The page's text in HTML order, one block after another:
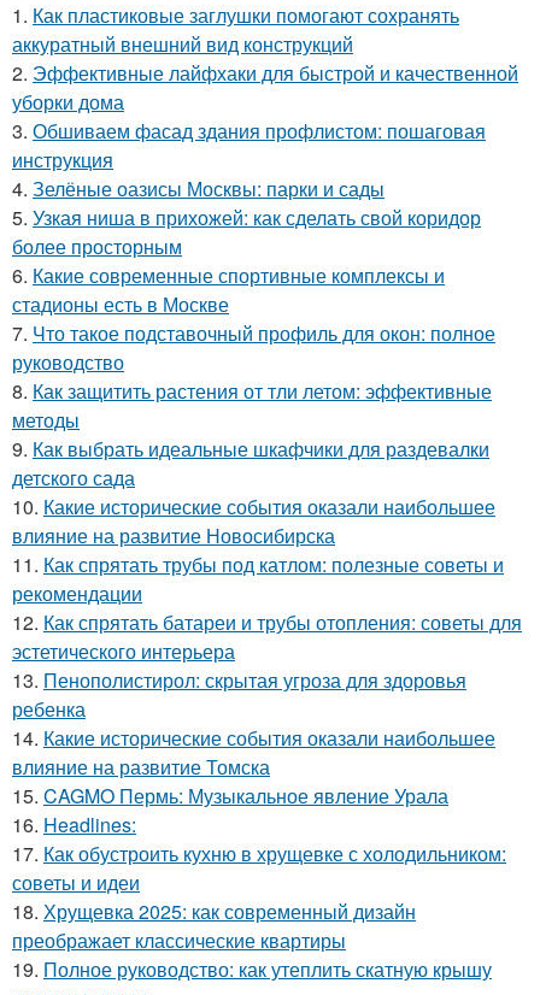
1. Как пластиковые заглушки помогают сохранять
аккуратный внешний вид конструкций
2. Эффективные лайфхаки для быстрой и качественной
уборки дома
3. Обшиваем фасад здания профлистом: пошаговая
инструкция
4. Зелёные оазисы Москвы: парки и сады
5. Узкая ниша в прихожей: как сделать свой коридор
более просторным
6. Какие современные спортивные комплексы и
стадионы есть в Москве
7. Что такое подставочный профиль для окон: полное
руководство
8. Как защитить растения от тли летом: эффективные
методы
9. Как выбрать идеальные шкафчики для раздевалки
детского сада
10. Какие исторические события оказали наибольшее
влияние на развитие Новосибирска
11. Как спрятать трубы под катлом: полезные советы и
рекомендации
12. Как спрятать батареи и трубы отопления: советы для
эстетического интерьера
13. Пенополистирол: скрытая угроза для здоровья
ребенка
14. Какие исторические события оказали наибольшее
влияние на развитие Томска
15. CAGMO Пермь: Музыкальное явление Урала
16. Headlines:
17. Как обустроить кухню в хрущевке с холодильником:
советы и идеи
18. Хрущевка 2025: как современный дизайн
преображает классические квартиры
19. Полное руководство: как утеплить скатную крышу